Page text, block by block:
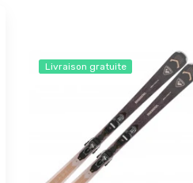
Livraison gratuite